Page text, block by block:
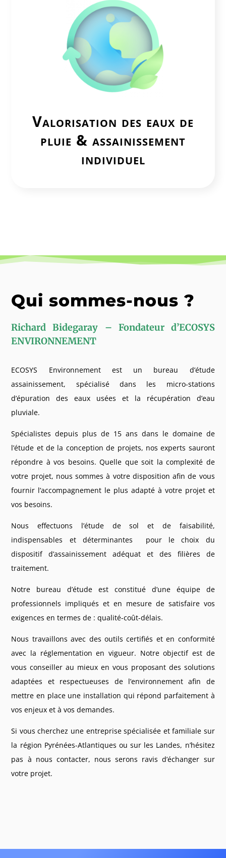
Valorisation des eaux de
pluie & assainissement
individuel
Qui sommes-nous ?
Richard Bidegaray – Fondateur d’ECOSYS
ENVIRONNEMENT
ECOSYS Environnement est un bureau d’étude
assainissement, spécialisé dans les micro-stations
d’épuration des eaux usées et la récupération d’eau
pluviale.
Spécialistes depuis plus de 15 ans dans le domaine de
l’étude et de la conception de projets, nos experts sauront
répondre à vos besoins. Quelle que soit la complexité de
votre projet, nous sommes à votre disposition afin de vous
fournir l’accompagnement le plus adapté à votre projet et
vos besoins.
Nous effectuons l’étude de sol et de faisabilité,
indispensables et déterminantes pour le choix du
dispositif d’assainissement adéquat et des filières de
traitement.
Notre bureau d’étude est constitué d’une équipe de
professionnels impliqués et en mesure de satisfaire vos
exigences en termes de : qualité-coût-délais.
Nous travaillons avec des outils certifiés et en conformité
avec la réglementation en vigueur. Notre objectif est de
vous conseiller au mieux en vous proposant des solutions
adaptées et respectueuses de l’environnement afin de
mettre en place une installation qui répond parfaitement à
vos enjeux et à vos demandes.
Si vous cherchez une entreprise spécialisée et familiale sur
la région Pyrénées-Atlantiques ou sur les Landes, n’hésitez
pas à nous contacter, nous serons ravis d’échanger sur
votre projet.